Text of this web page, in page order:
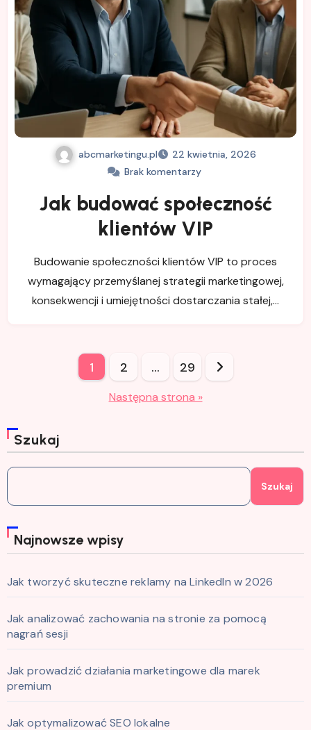
Szukaj
Szukaj
Najnowsze wpisy
Jak tworzyć skuteczne reklamy na LinkedIn w 2026
Jak analizować zachowania na stronie za pomocą
nagrań sesji
Jak prowadzić działania marketingowe dla marek
premium
Jak optymalizować SEO lokalne
abcmarketingu.pl
22 kwietnia, 2026
Brak komentarzy
Jak budować społeczność
klientów VIP
Budowanie społeczności klientów VIP to proces
wymagający przemyślanej strategii marketingowej,
konsekwencji i umiejętności dostarczania stałej,…
Stronicowanie
1 2 … 29
Następna strona »